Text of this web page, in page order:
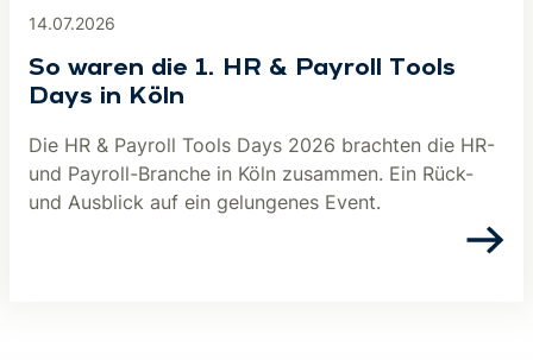
14.07.2026
So waren die 1. HR & Payroll Tools
Days in Köln
Die HR & Payroll Tools Days 2026 brachten die HR-
und Payroll-Branche in Köln zusammen. Ein Rück-
und Ausblick auf ein gelungenes Event.